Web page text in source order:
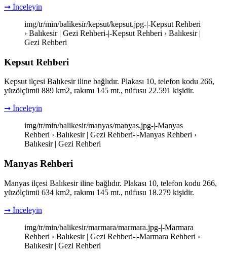
➞ İnceleyin
img/tr/min/balikesir/kepsut/kepsut.jpg-|-Kepsut Rehberi
› Balıkesir | Gezi Rehberi-|-Kepsut Rehberi › Balıkesir |
Gezi Rehberi
Kepsut Rehberi
Kepsut ilçesi Balıkesir iline bağlıdır. Plakası 10, telefon kodu 266,
yüzölçümü 889 km2, rakımı 145 mt., nüfusu 22.591 kişidir.
➞ İnceleyin
img/tr/min/balikesir/manyas/manyas.jpg-|-Manyas
Rehberi › Balıkesir | Gezi Rehberi-|-Manyas Rehberi ›
Balıkesir | Gezi Rehberi
Manyas Rehberi
Manyas ilçesi Balıkesir iline bağlıdır. Plakası 10, telefon kodu 266,
yüzölçümü 634 km2, rakımı 145 mt., nüfusu 18.279 kişidir.
➞ İnceleyin
img/tr/min/balikesir/marmara/marmara.jpg-|-Marmara
Rehberi › Balıkesir | Gezi Rehberi-|-Marmara Rehberi ›
Balıkesir | Gezi Rehberi